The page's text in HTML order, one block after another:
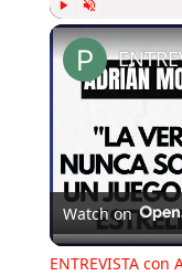
Play Unmute
Watch on
ENTREVISTA